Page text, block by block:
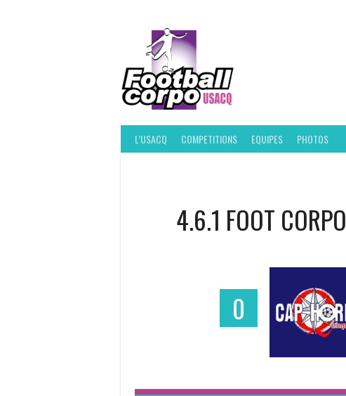
L’USACQ COMPETITIONS EQUIPES PHOTOS
4.6.1 FOOT CORPO
0